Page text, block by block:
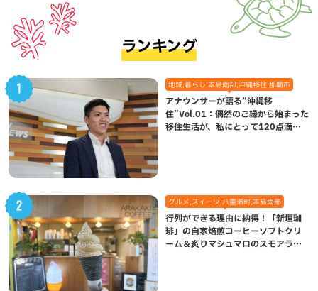
ランキング
地域,暮らし,本島南部,沖縄移住,那覇市
アナウンサーが語る”沖縄移
住”Vol.01：偶然のご縁から始まった
移住生活が、私にとって120点満点
グルメ,スイーツ,八重瀬町,本島南部
行列ができる理由に納得！「新垣珈
琲」の自家焙煎コーヒーソフトクリ
ーム＆炙りマシュマロのスモアラテ